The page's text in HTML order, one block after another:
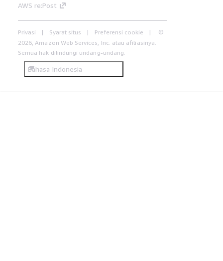
AWS re:Post
Privasi Syarat situs Preferensi cookie
©
2026, Amazon Web Services, Inc. atau afiliasinya.
Semua hak dilindungi undang-undang.
Bahasa Indonesia